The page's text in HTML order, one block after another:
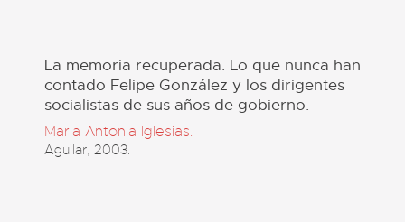
La memoria recuperada. Lo que nunca han
contado Felipe González y los dirigentes
socialistas de sus años de gobierno.
Maria Antonia Iglesias.
Aguilar, 2003.